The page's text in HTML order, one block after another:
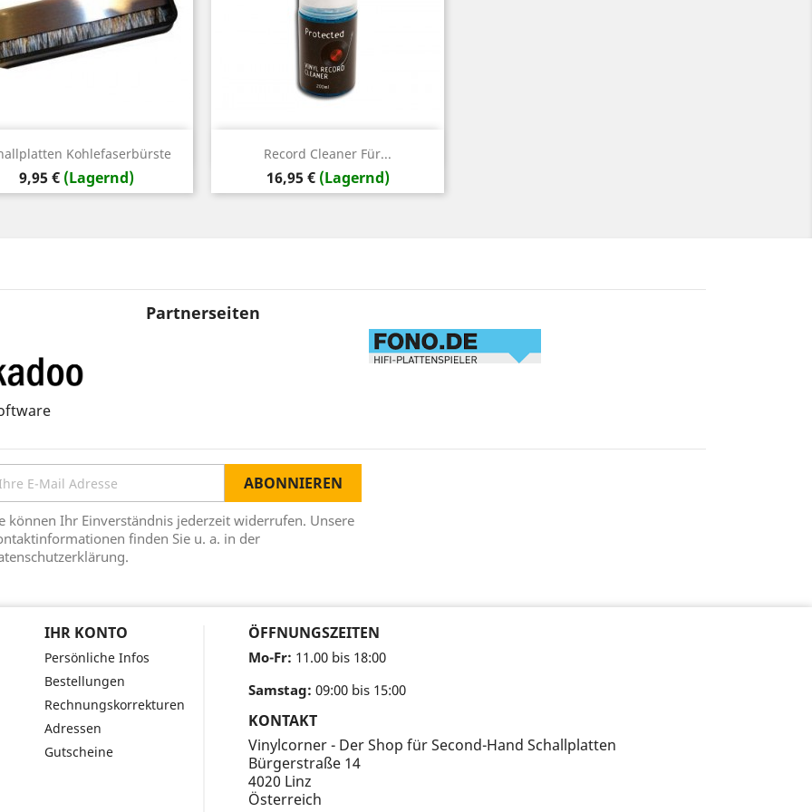
Kohlefaserbürste
Preis
9,95 € (Lagernd)
Vorschau Record Cleaner Für...
Preis
16,95 € (Lagernd)
Vorschau
Partnerseiten
können Ihr Einverständnis jederzeit widerrufen. Unsere
finden Sie u. a. in der
IHR KONTO
Persönliche Infos
Bestellungen
Rechnungskorrekturen
Adressen
Gutscheine
ÖFFNUNGSZEITEN
Mo-Fr: 11.00 bis 18:00
Samstag: 09:00 bis 15:00
KONTAKT
Vinylcorner - Der Shop für Second-Hand Schallplatten
Bürgerstraße 14
4020 Linz
Österreich